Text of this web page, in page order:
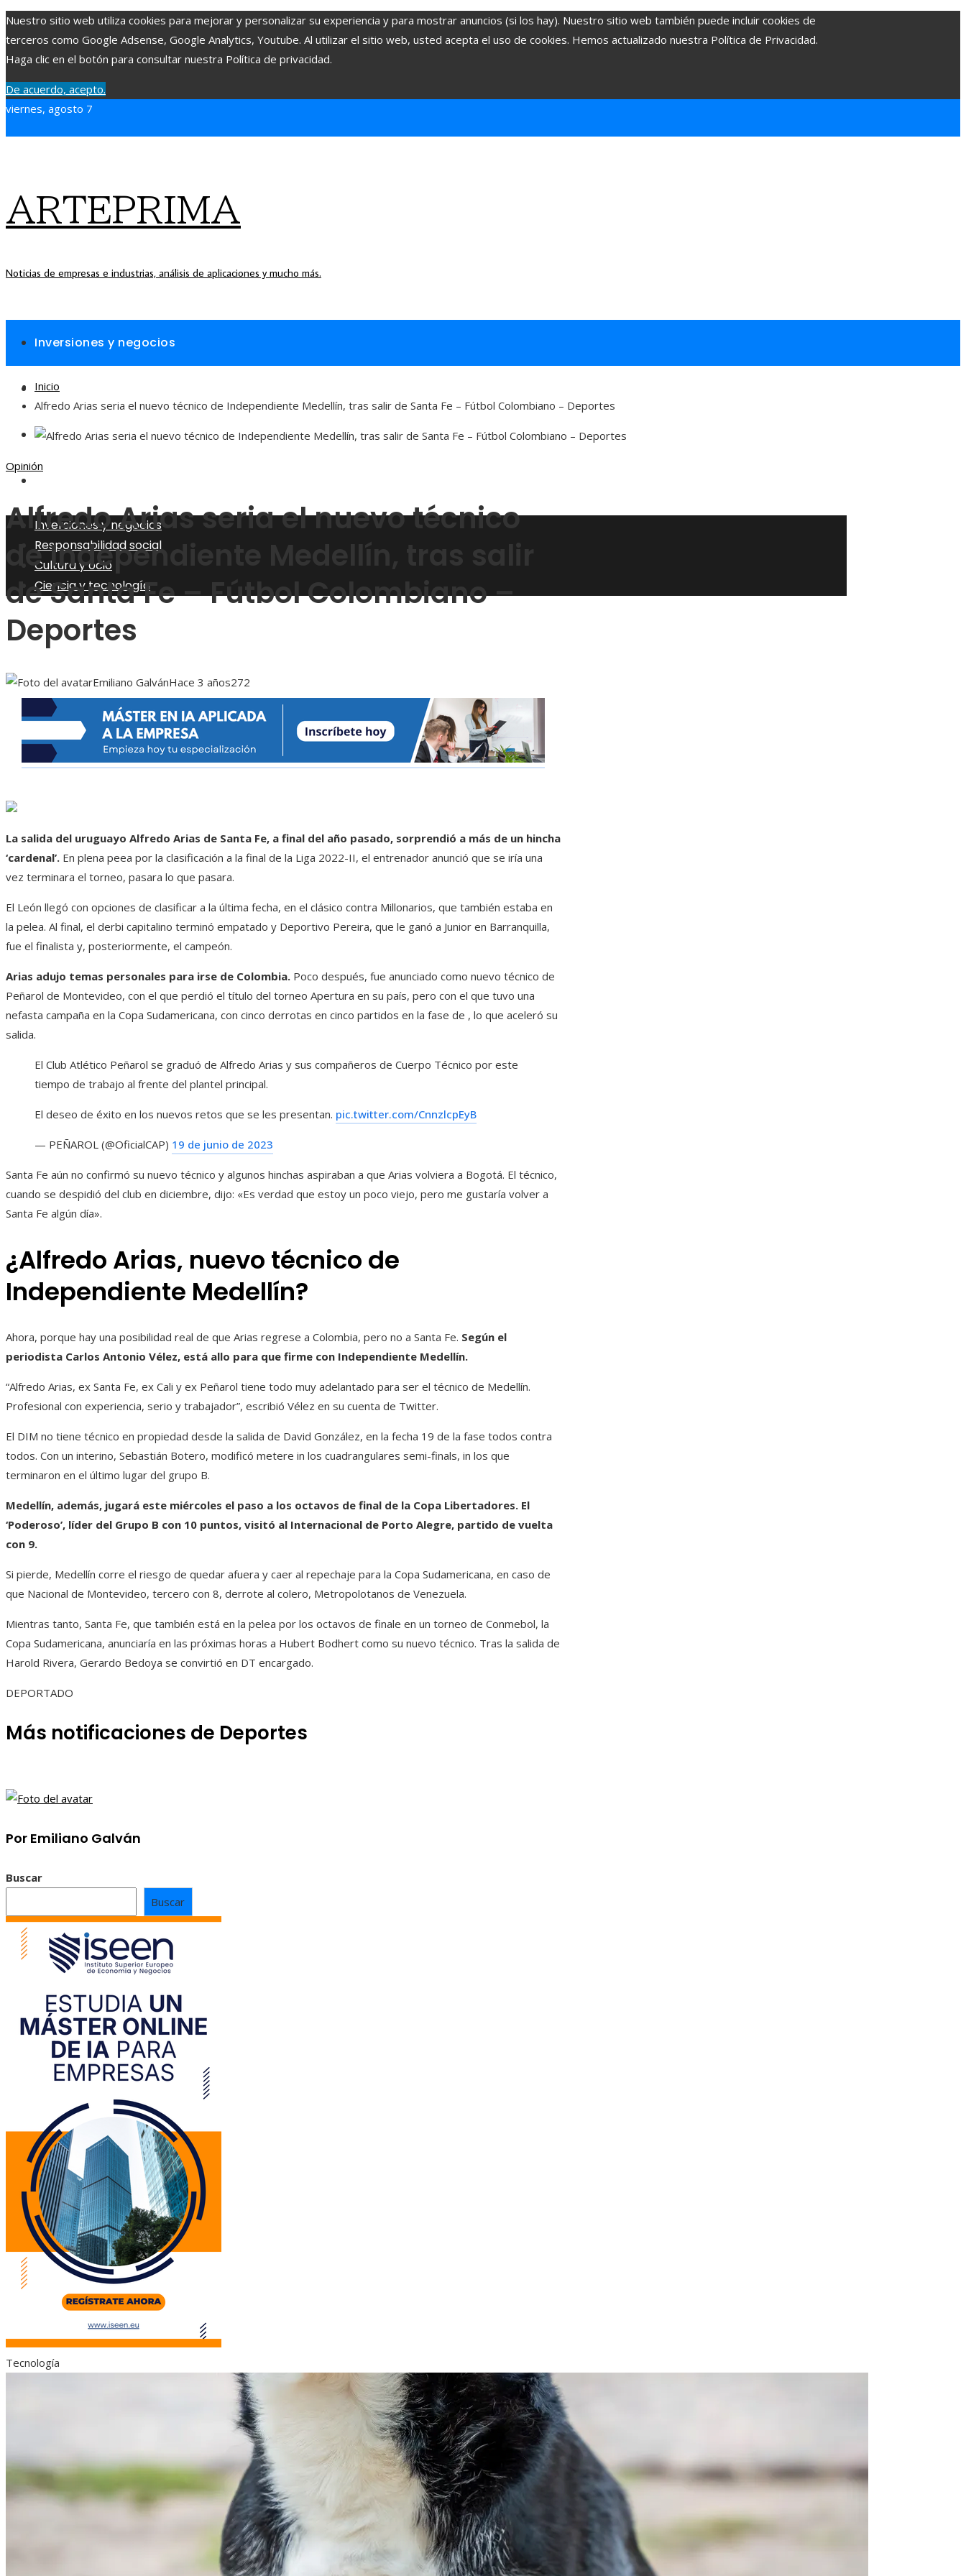
Nuestro sitio web utiliza cookies para mejorar y personalizar su experiencia y para mostrar anuncios (si los hay). Nuestro sitio web también puede incluir cookies de
terceros como Google Adsense, Google Analytics, Youtube. Al utilizar el sitio web, usted acepta el uso de cookies. Hemos actualizado nuestra Política de Privacidad.
Haga clic en el botón para consultar nuestra Política de privacidad.
De acuerdo, acepto.
viernes, agosto 7
ARTEPRIMA
Noticias de empresas e industrias, análisis de aplicaciones y mucho más.
Inversiones y negocios
Responsabilidad social
Cultura y ocio
Inversiones y negocios
Responsabilidad social
Cultura y ocio
Ciencia y tecnología
Inicio
Alfredo Arias seria el nuevo técnico de Independiente Medellín, tras salir de Santa Fe – Fútbol Colombiano – Deportes
Opinión
Alfredo Arias seria el nuevo técnico
de Independiente Medellín, tras salir
de Santa Fe – Fútbol Colombiano –
Deportes
Emiliano GalvánHace 3 años272
La salida del uruguayo Alfredo Arias de Santa Fe, a final del año pasado, sorprendió a más de un hincha
‘cardenal’. En plena peea por la clasificación a la final de la Liga 2022-II, el entrenador anunció que se iría una
vez terminara el torneo, pasara lo que pasara.
El León llegó con opciones de clasificar a la última fecha, en el clásico contra Millonarios, que también estaba en
la pelea. Al final, el derbi capitalino terminó empatado y Deportivo Pereira, que le ganó a Junior en Barranquilla,
fue el finalista y, posteriormente, el campeón.
Arias adujo temas personales para irse de Colombia. Poco después, fue anunciado como nuevo técnico de
Peñarol de Montevideo, con el que perdió el título del torneo Apertura en su país, pero con el que tuvo una
nefasta campaña en la Copa Sudamericana, con cinco derrotas en cinco partidos en la fase de , lo que aceleró su
salida.
El Club Atlético Peñarol se graduó de Alfredo Arias y sus compañeros de Cuerpo Técnico por este
tiempo de trabajo al frente del plantel principal.
El deseo de éxito en los nuevos retos que se les presentan. pic.twitter.com/CnnzlcpEyB
— PEÑAROL (@OficialCAP) 19 de junio de 2023
Santa Fe aún no confirmó su nuevo técnico y algunos hinchas aspiraban a que Arias volviera a Bogotá. El técnico,
cuando se despidió del club en diciembre, dijo: «Es verdad que estoy un poco viejo, pero me gustaría volver a
Santa Fe algún día».
¿Alfredo Arias, nuevo técnico de
Independiente Medellín?
Ahora, porque hay una posibilidad real de que Arias regrese a Colombia, pero no a Santa Fe. Según el
periodista Carlos Antonio Vélez, está allo para que firme con Independiente Medellín.
“Alfredo Arias, ex Santa Fe, ex Cali y ex Peñarol tiene todo muy adelantado para ser el técnico de Medellín.
Profesional con experiencia, serio y trabajador”, escribió Vélez en su cuenta de Twitter.
El DIM no tiene técnico en propiedad desde la salida de David González, en la fecha 19 de la fase todos contra
todos. Con un interino, Sebastián Botero, modificó metere in los cuadrangulares semi-finals, in los que
terminaron en el último lugar del grupo B.
Medellín, además, jugará este miércoles el paso a los octavos de final de la Copa Libertadores. El
‘Poderoso’, líder del Grupo B con 10 puntos, visitó al Internacional de Porto Alegre, partido de vuelta
con 9.
Si pierde, Medellín corre el riesgo de quedar afuera y caer al repechaje para la Copa Sudamericana, en caso de
que Nacional de Montevideo, tercero con 8, derrote al colero, Metropolotanos de Venezuela.
Mientras tanto, Santa Fe, que también está en la pelea por los octavos de finale en un torneo de Conmebol, la
Copa Sudamericana, anunciaría en las próximas horas a Hubert Bodhert como su nuevo técnico. Tras la salida de
Harold Rivera, Gerardo Bedoya se convirtió en DT encargado.
DEPORTADO
Más notificaciones de Deportes
Por Emiliano Galván
Buscar
Buscar
Tecnología